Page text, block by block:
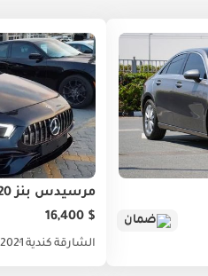
ضمان
مرسيدس بنز A 220
$ 16,400
الشارقة كندية 2021